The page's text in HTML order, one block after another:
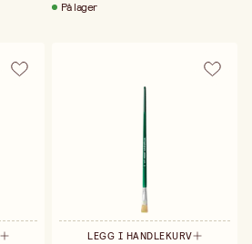
På lager
LEGG I HANDLEKURV